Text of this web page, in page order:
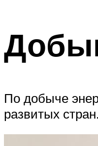
По добыче
развитых стран.